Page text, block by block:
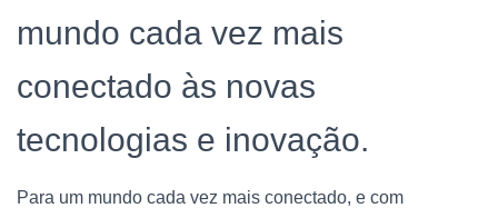
mundo cada vez mais
conectado às novas
tecnologias e inovação.
Para um mundo cada vez mais conectado, e com